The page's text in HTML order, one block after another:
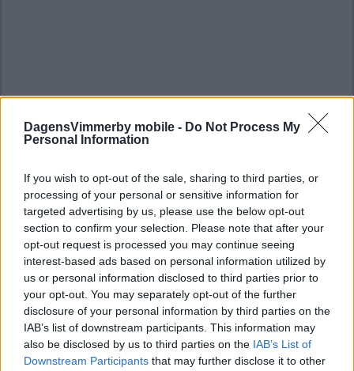
DagensVimmerby mobile - Do Not Process My
Personal Information
If you wish to opt-out of the sale, sharing to third parties, or
processing of your personal or sensitive information for
targeted advertising by us, please use the below opt-out
section to confirm your selection. Please note that after your
opt-out request is processed you may continue seeing
interest-based ads based on personal information utilized by
us or personal information disclosed to third parties prior to
your opt-out. You may separately opt-out of the further
disclosure of your personal information by third parties on the
IAB’s list of downstream participants. This information may
also be disclosed by us to third parties on the IAB’s List of
Downstream Participants that may further disclose it to other